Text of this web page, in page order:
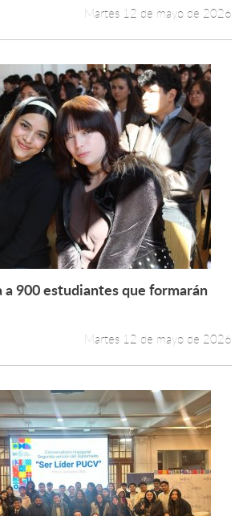
Martes 12 de mayo de 2026
Leer más +
900 estudiantes que formarán
Martes 12 de mayo de 2026